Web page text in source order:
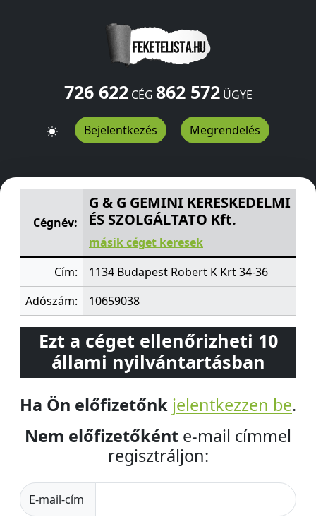
726 622CÉG 862 572ÜGYE
Bejelentkezés Megrendelés
G & G GEMINI KERESKEDELMI ÉS SZOLGÁLTATO Kft.
Cégnév:
G & G GEMINI KERESKEDELMI
ÉS SZOLGÁLTATO Kft.
másik céget keresek
Cím:
1134 Budapest Robert K Krt 34-36
Adószám:
10659038
Ezt a céget ellenőrizheti 10
állami nyilvántartásban
Ha Ön előfizetőnk jelentkezzen be.
Nem előfizetőként e-mail címmel
regisztráljon:
E-mail-cím